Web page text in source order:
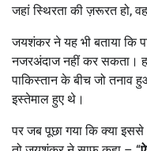
जहां स्थिरता की ज़रूरत हो,
जयशंकर ने यह भी बताया कि
नजरअंदाज नहीं कर सकता।
पाकिस्तान के बीच जो तनाव
इस्तेमाल हुए थे।
पर जब पूछा गया कि क्या